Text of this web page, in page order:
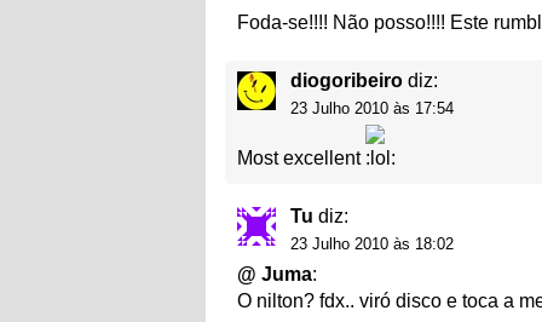
Foda-se!!!! Não posso!!!! Este
diogoribeiro diz:
23 Julho 2010 às 17:54
Most excellent
Tu diz:
23 Julho 2010 às 18:02
@ Juma:
O nilton? fdx.. viró disco e toca a